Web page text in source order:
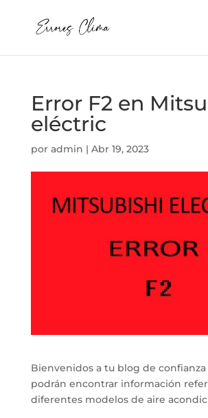
Error F2 en
eléctric
por admin | Abr 19, 2023
Bienvenidos a tu blog de
podrán encontrar información
diferentes modelos de aire